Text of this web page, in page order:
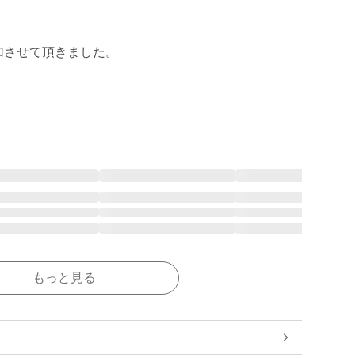
せて頂きました。
もっと見る